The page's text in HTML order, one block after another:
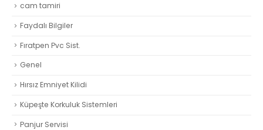
cam tamiri
Faydalı Bilgiler
Fıratpen Pvc Sist.
Genel
Hırsız Emniyet Kilidi
Küpeşte Korkuluk Sistemleri
Panjur Servisi